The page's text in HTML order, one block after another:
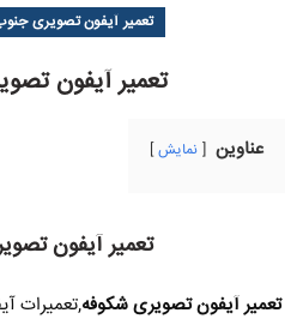
تعمیر آیفون تصویری
تعمیر آیفون
عناوین نمایش
تعمیر آیفون
تعمیر آیفون تصویری شکوفه,تعمیرات